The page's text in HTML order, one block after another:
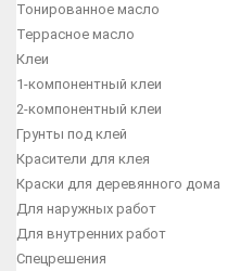
Тонированное масло
Террасное масло
Клеи
1-компонентный клеи
2-компонентный клеи
Грунты под клей
Красители для клея
Краски для деревянного дома
Для наружных работ
Для внутренних работ
Спецрешения